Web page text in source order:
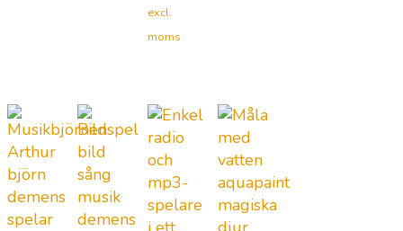
excl.
moms